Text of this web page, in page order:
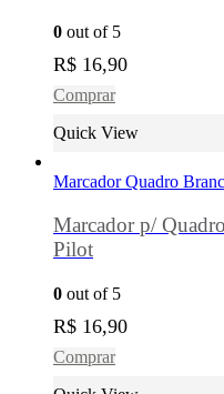
0 out of 5
R$ 16,90
Comprar
Quick View
Marcador Quadro
Marcador p/
Pilot
0 out of 5
R$ 16,90
Comprar